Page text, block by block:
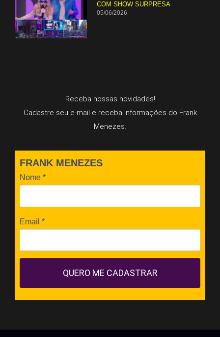
COM SHOW SURPRESA
05/06/2026
Receba nossas novidades!
Cadastre seu e-mail e receba informações do Frank
Menezes.
FRANK MENEZES
Nome *
Email *
QUERO ME CADASTRAR